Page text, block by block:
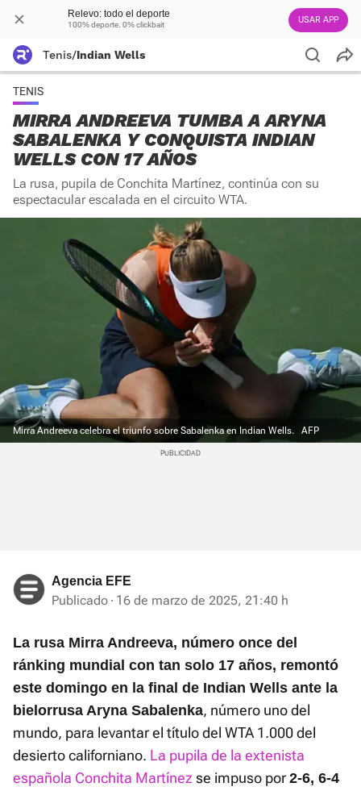
Relevo: todo el deporte
100% deporte. 0% clickbait USAR APP
Tenis/Indian Wells
TENIS
MIRRA ANDREEVA TUMBA A ARYNA
SABALENKA Y CONQUISTA INDIAN
WELLS CON 17 AÑOS
La rusa, pupila de Conchita Martínez, continúa con su
espectacular escalada en el circuito WTA.
Mirra Andreeva celebra el triunfo sobre Sabalenka en Indian Wells. AFP
Agencia EFE
Publicado 16 de marzo de 2025, 21:40 h
La rusa Mirra Andreeva, número once del
ránking mundial con tan solo 17 años, remontó
este domingo en la final de Indian Wells ante la
bielorrusa Aryna Sabalenka, número uno del
mundo, para levantar el título del WTA 1.000 del
desierto californiano. La pupila de la extenista
española Conchita Martínez se impuso por 2-6, 6-4